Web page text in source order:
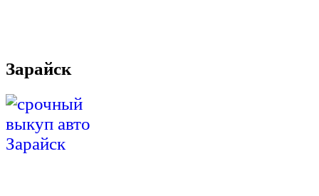
Зарайск